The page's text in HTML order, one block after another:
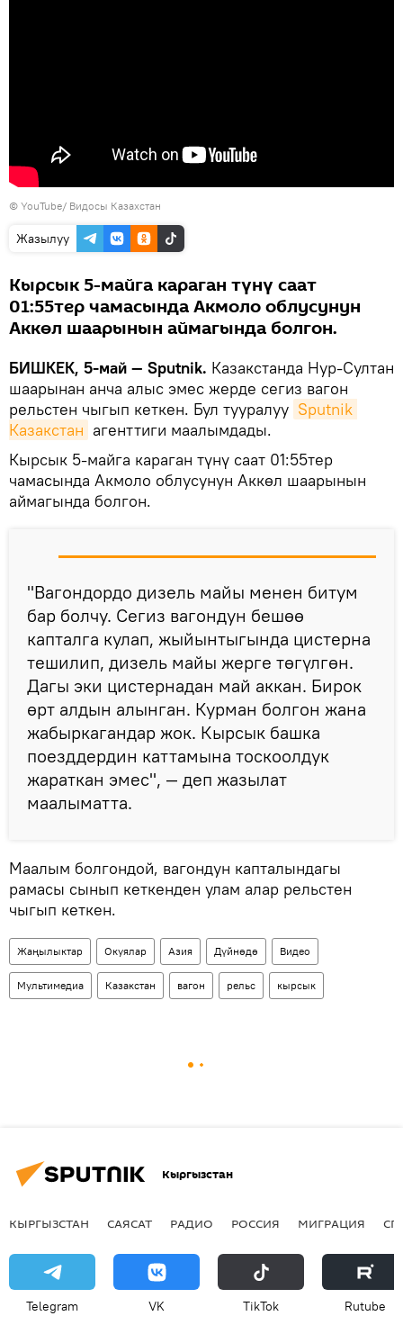
© YouTube/ Видосы Казахстан
Жазылуу
Кырсык 5-майга караган түнү саат
01:55тер чамасында Акмоло облусунун
Аккөл шаарынын аймагында болгон.
БИШКЕК, 5-май — Sputnik. Казакстанда Нур-Султан
шаарынан анча алыс эмес жерде сегиз вагон
рельстен чыгып кеткен. Бул тууралуу Sputnik
Казакстан агенттиги маалымдады.
Кырсык 5-майга караган түнү саат 01:55тер
чамасында Акмоло облусунун Аккөл шаарынын
аймагында болгон.
"Вагондордо дизель майы менен битум
бар болчу. Сегиз вагондун бешөө
капталга кулап, жыйынтыгында цистерна
тешилип, дизель майы жерге төгүлгөн.
Дагы эки цистернадан май аккан. Бирок
өрт алдын алынган. Курман болгон жана
жабыркагандар жок. Кырсык башка
поезддердин каттамына тоскоолдук
жараткан эмес", — деп жазылат
маалыматта.
Маалым болгондой, вагондун капталындагы
рамасы сынып кеткенден улам алар рельстен
чыгып кеткен.
Жаңылыктар Окуялар Азия Дүйнөдө Видео
Мультимедиа Казакстан вагон рельс кырсык
Кыргызстан
КЫРГЫЗСТАН САЯСАТ РАДИО РОССИЯ МИГРАЦИЯ
Telegram VK ТikТоk Rutube